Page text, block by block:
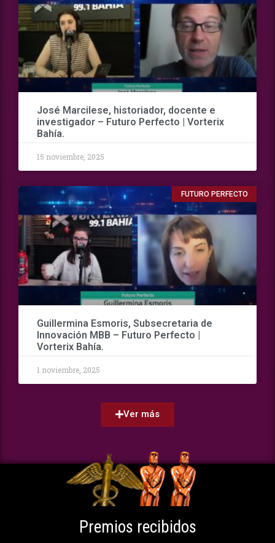
José Marcilese, historiador, docente e
investigador – Futuro Perfecto | Vorterix
Bahía.
15 noviembre, 2025
FUTURO PERFECTO
Guillermina Esmoris, Subsecretaria de
Innovación MBB – Futuro Perfecto |
Vorterix Bahía.
1 noviembre, 2025
Ver más
Premios recibidos